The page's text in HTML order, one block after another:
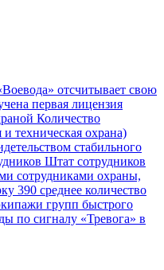
отсчитывает свою
первая лицензия
Количество
техническая охрана)
стабильного
Штат сотрудников
сотрудниками охраны,
390 среднее количество
групп быстрого
по сигналу «Тревога» в